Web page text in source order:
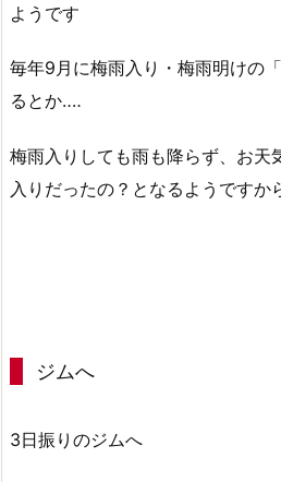
ようです
毎年9月に梅雨入り・梅雨明けの
るとか‥‥
梅雨入りしても雨も降らず、お天
入りだったの？となるようですか
ジムへ
3日振りのジムへ